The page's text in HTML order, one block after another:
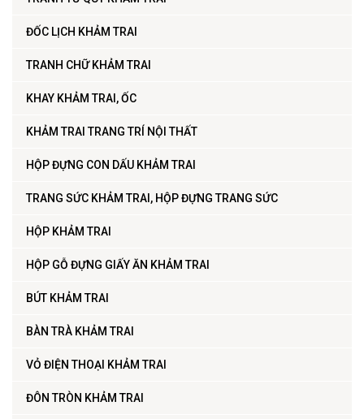
ĐỐC LỊCH KHẢM TRAI
TRANH CHỮ KHẢM TRAI
KHAY KHẢM TRAI, ỐC
KHẢM TRAI TRANG TRÍ NỘI THẤT
HỘP ĐỰNG CON DẤU KHẢM TRAI
TRANG SỨC KHẢM TRAI, HỘP ĐỰNG TRANG SỨC
HỘP KHẢM TRAI
HỘP GỖ ĐỰNG GIẤY ĂN KHẢM TRAI
BÚT KHẢM TRAI
BÀN TRÀ KHẢM TRAI
VỎ ĐIỆN THOẠI KHẢM TRAI
ĐÔN TRÒN KHẢM TRAI